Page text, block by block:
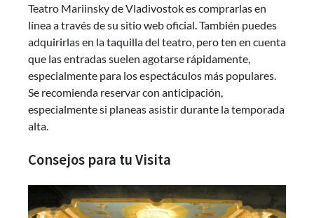
Teatro Mariinsky de Vladivostok es comprarlas en
línea a través de su sitio web oficial. También puedes
adquirirlas en la taquilla del teatro, pero ten en cuenta
que las entradas suelen agotarse rápidamente,
especialmente para los espectáculos más populares.
Se recomienda reservar con anticipación,
especialmente si planeas asistir durante la temporada
alta.
Consejos para tu Visita